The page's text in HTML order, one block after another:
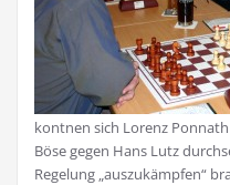
kontnen sich Lorenz
Böse gegen Hans Lutz
Regelung „auszukämpfen“